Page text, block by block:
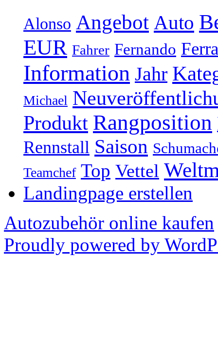
Alonso Angebot Auto
EUR Fahrer Fernando
Information Jahr
Michael
Produkt Rangposition
Rennstall Saison
Teamchef Top Vettel
Landingpage erstellen
Autozubehör online kaufen
Proudly powered by